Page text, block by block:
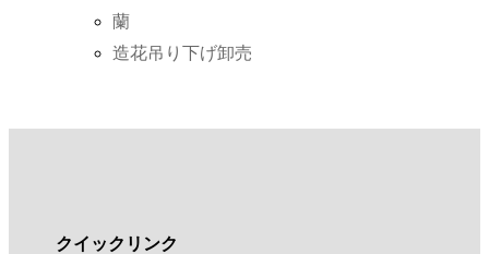
蘭
造花吊り下げ卸売
クイックリンク